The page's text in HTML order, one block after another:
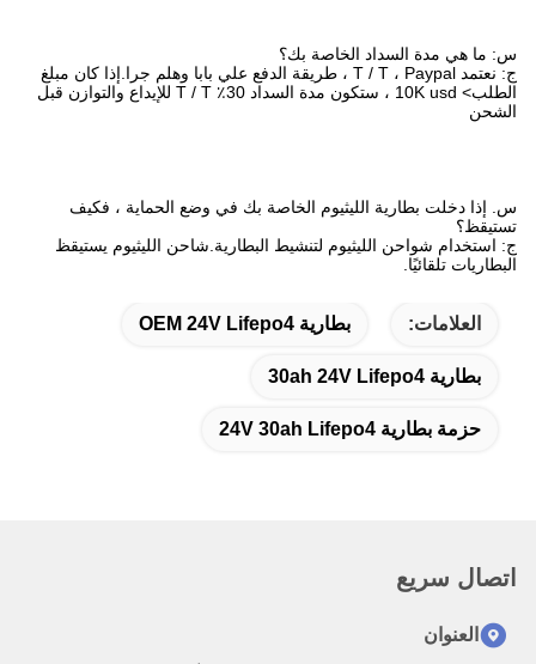
س: ما هي مدة السداد الخاصة بك؟
ج: نعتمد T / T ، Paypal ، طريقة الدفع علي بابا وهلم جرا.إذا كان مبلغ
الطلب> 10K usd ، ستكون مدة السداد 30٪ T / T للإيداع والتوازن قبل
الشحن
س. إذا دخلت بطارية الليثيوم الخاصة بك في وضع الحماية ، فكيف
تستيقظ؟
ج: استخدام شواحن الليثيوم لتنشيط البطارية.شاحن الليثيوم يستيقظ
البطاريات تلقائيًا.
العلامات: بطارية OEM 24V Lifepo4
بطارية 30ah 24V Lifepo4
حزمة بطارية 24V 30ah Lifepo4
اتصال سريع
العنوان